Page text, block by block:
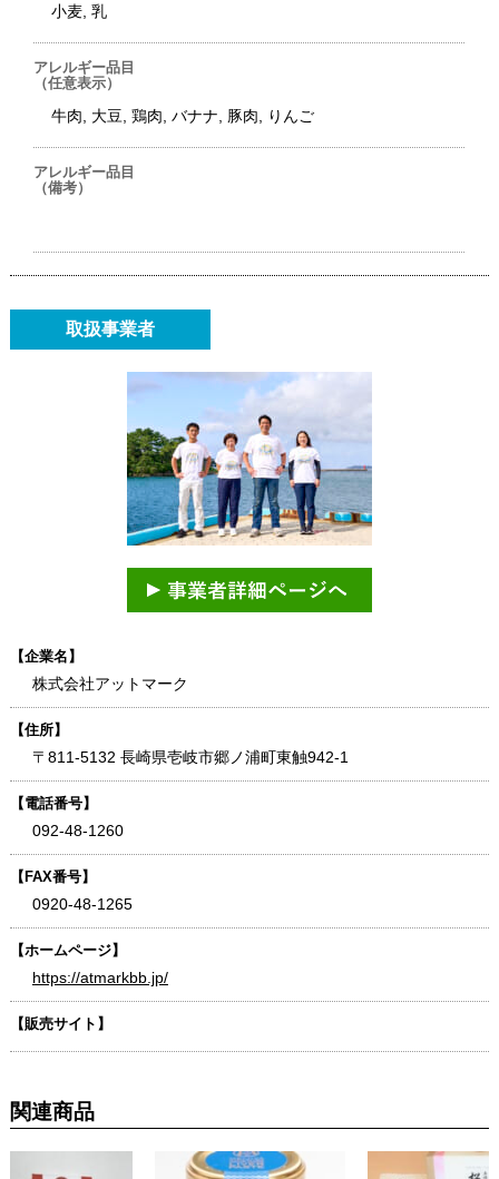
小麦, 乳
アレルギー品目
（任意表示）
牛肉, 大豆, 鶏肉, バナナ, 豚肉, りんご
アレルギー品目
（備考）
取扱事業者
【企業名】
株式会社アットマーク
【住所】
〒811-5132 長崎県壱岐市郷ノ浦町東触942-1
【電話番号】
092-48-1260
【FAX番号】
0920-48-1265
【ホームページ】
https://atmarkbb.jp/
【販売サイト】
関連商品